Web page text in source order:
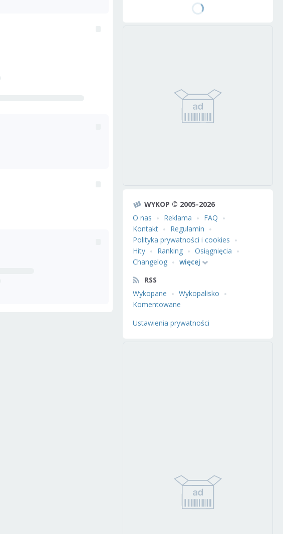
WYKOP © 2005-2026
O nas
Reklama
FAQ
Kontakt
Regulamin
Polityka prywatności i cookies
Hity
Ranking
Osiągnięcia
Changelog
więcej
RSS
Wykopane
Wykopalisko
Komentowane
Ustawienia prywatności